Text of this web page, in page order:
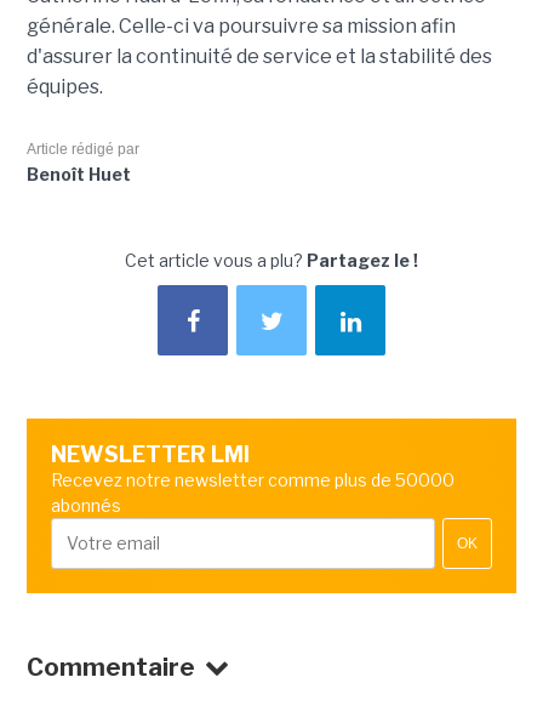
générale. Celle-ci va poursuivre sa mission afin
d'assurer la continuité de service et la stabilité des
équipes.
Article rédigé par
Benoît Huet
Cet article vous a plu? Partagez le !
NEWSLETTER LMI
Recevez notre newsletter comme plus de 50000
abonnés
OK
Commentaire